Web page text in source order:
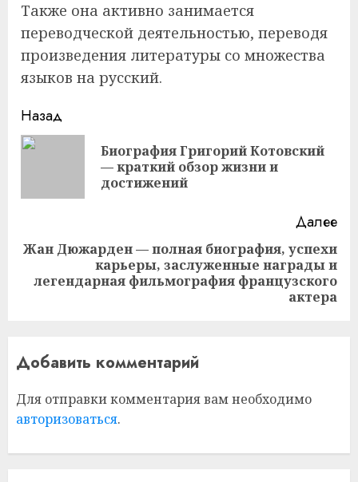
Также она активно занимается
переводческой деятельностью, переводя
произведения литературы со множества
языков на русский.
Продолжить
чтение
Назад
Биография Григорий Котовский
— краткий обзор жизни и
достижений
Далее
Следующая
запись:
Жан Дюжарден — полная биография, успехи
карьеры, заслуженные награды и
легендарная фильмография французского
актера
Добавить комментарий
Для отправки комментария вам необходимо
авторизоваться.